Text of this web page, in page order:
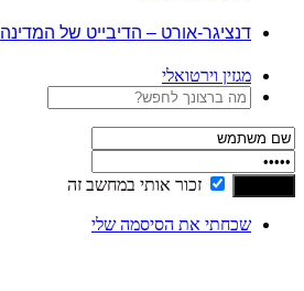
דנציגר-אורט – הדיבייט של המדינה
מגזין וירטואלי
זכור אותי במחשב זה
שכחתי את הסיסמה שלי